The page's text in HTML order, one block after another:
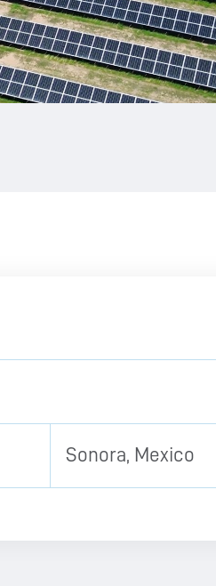
Sonora, Mexico